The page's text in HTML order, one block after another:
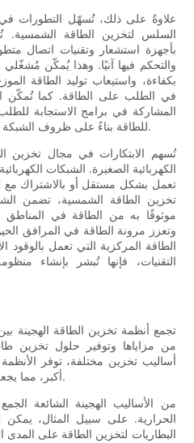
علاوةً على ذلك، تُسهّل التطورات في
السلس لتخزين الطاقة الشمسية.
بأجهزة استشعار وتقنيات اتصال
والتحكم فيها آنيًا. وهذا يُمكّن
بكفاءة، واستيعاب توليد الطاقة
في الطلب على الطاقة. كما تُمكّن
المشاركة في برامج الاستجابة
للطاقة بناءً على ظروف الشبكة والحصول على حوافز مُقابل ذلك.
تُسهم الابتكارات في مجال تخزين
الكهربائية الصغيرة. الشبكات
تعمل بشكل مستقل أو بالاشتراك مع
تخزين الطاقة الشمسية، تضمن
موثوقًا به من الطاقة في المناطق
وتعزز مرونة الطاقة في المرافق
الطاقة المركزية التي تعمل
التقنيات، فإنها تُبشر بإنشاء
تجمع أنظمة تخزين الطاقة الهجينة
من مزاياها وتوفير حلول تخزين
أساليب تخزين مختلفة، توفر
أكبر، مما يجعلها خيارًا جذابًا لمختلف التطبيقات.
من الأساليب الهجينة الشائعة
الحرارية. على سبيل المثال،
البطاريات لتخزين الطاقة على المدى